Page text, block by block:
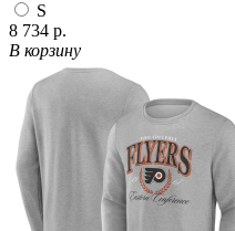
S
8 734 р.
В корзину